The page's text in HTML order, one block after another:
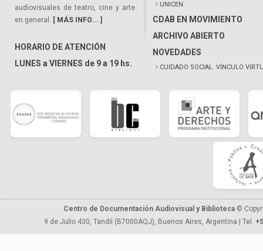
audiovisuales de teatro, cine y arte
en general. [ MÁS INFO... ]
HORARIO DE ATENCIÓN
LUNES a VIERNES de 9 a 19 hs.
UNICEN
CDAB EN MOVIMIENTO
ARCHIVO ABIERTO
NOVEDADES
CUIDADO SOCIAL. VÍNCULO
Centro de Documentación Audiovisual y Biblioteca ©
9 de Julio 430, Tandil (B7000AQJ), Buenos Aires, Argentina | Tel.